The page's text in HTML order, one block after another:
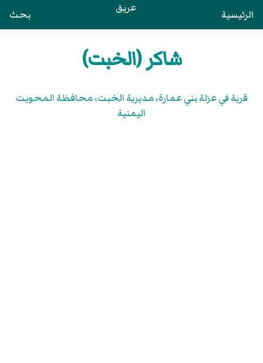
الرئيسية عريق بحث
شاكر (الخبت)
قرية في عزلة بني عمارة، مديرية الخبت، محافظة المحويت
اليمنية